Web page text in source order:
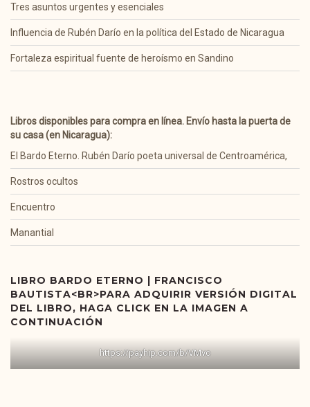
Tres asuntos urgentes y esenciales
Influencia de Rubén Darío en la política del Estado de Nicaragua
Fortaleza espiritual fuente de heroísmo en Sandino
Libros disponibles para compra en línea. Envío hasta la puerta de
su casa (en Nicaragua):
El Bardo Eterno. Rubén Darío poeta universal de Centroamérica,
Rostros ocultos
Encuentro
Manantial
LIBRO BARDO ETERNO | FRANCISCO
BAUTISTA<BR>PARA ADQUIRIR VERSIÓN DIGITAL
DEL LIBRO, HAGA CLICK EN LA IMAGEN A
CONTINUACIÓN
https://payhip.com/b/VMvo